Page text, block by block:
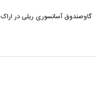
گاوصندوق آسانسوری ریلی در اراک